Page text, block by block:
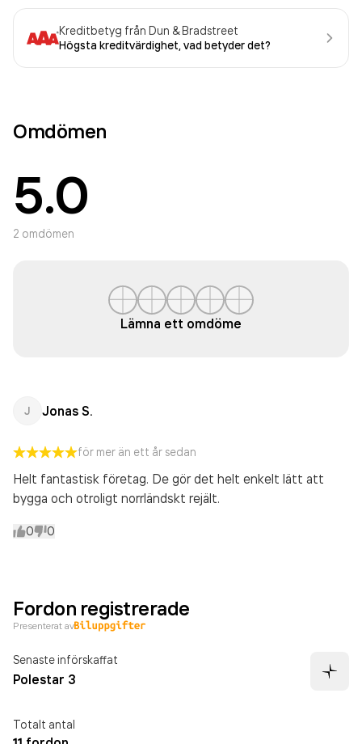
Kreditbetyg från Dun & Bradstreet
Högsta kreditvärdighet, vad betyder det?
Omdömen
5.0
2 omdömen
Lämna ett omdöme
J Jonas S.
för mer än ett år sedan
Helt fantastisk företag. De gör det helt enkelt lätt att
bygga och otroligt norrländskt rejält.
0 0
Fordon registrerade
Presenterat av
Senaste införskaffat
Polestar 3
Totalt antal